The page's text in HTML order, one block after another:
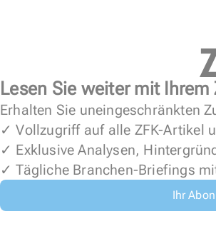
Lesen Sie weiter mit Ihrem
Erhalten Sie uneingeschränkten
✓ Vollzugriff auf alle ZFK-Artikel
✓ Exklusive Analysen,
✓ Tägliche Branchen-Briefings
Ihr